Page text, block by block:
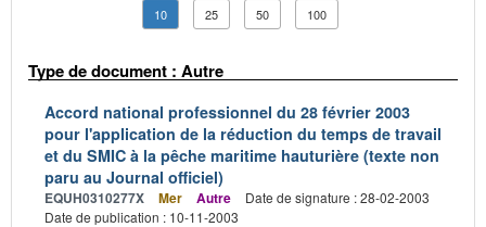
10 25 50 100
Type de document : Autre
Accord national professionnel du 28 février 2003
pour l'application de la réduction du temps de travail
et du SMIC à la pêche maritime hauturière (texte non
paru au Journal officiel)
EQUH0310277X Mer Autre
Date de signature : 28-02-2003
Date de publication : 10-11-2003